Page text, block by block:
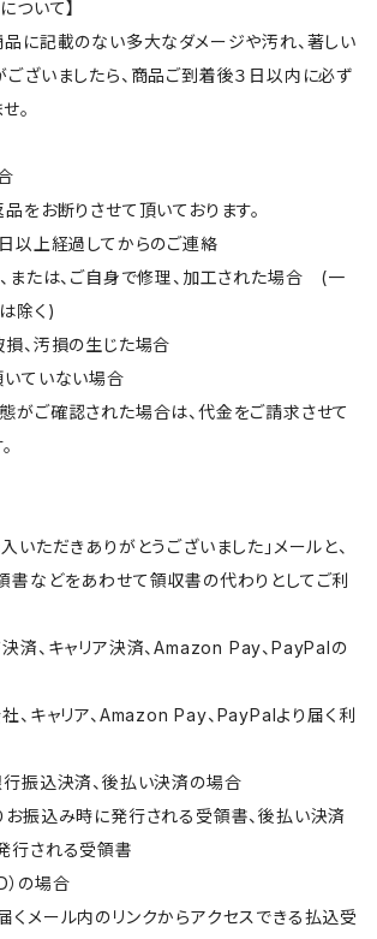
ついて】
品に記載のない多大なダメージや汚れ、著しい
ございましたら、商品ご到着後３日以内に必ず
。
をお断りさせて頂いております。
以上経過してからのご連絡
、または、ご自身で修理、加工された場合 (一
除く)
、汚損の生じた場合
いていない場合
ご確認された場合は、代金をご請求させて
いただきありがとうございました」メールと、
書などをあわせて領収書の代わりとしてご利
済、キャリア決済、Amazon Pay、PayPalの
、キャリア、Amazon Pay、PayPalより届く利
振込決済、後払い決済の場合
お振込み時に発行される受領書、後払い決済
行される受領書
の場合
くメール内のリンクからアクセスできる払込受